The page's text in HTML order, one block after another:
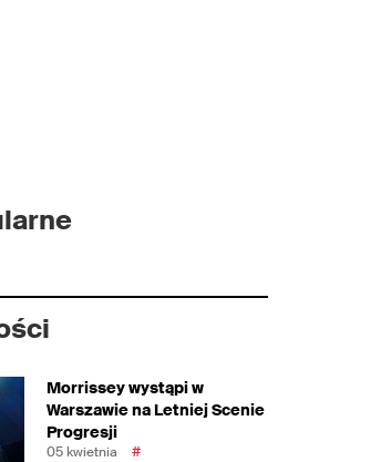
Morrissey wystąpi w
Warszawie na Letniej Scenie
Progresji
05 kwietnia #